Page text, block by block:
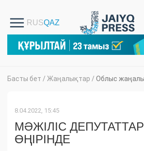
Басты бет / Жаңалықтар / Облыс
8.04.2022, 15:45
МӘЖІЛІС
ӨҢІРІНДЕ